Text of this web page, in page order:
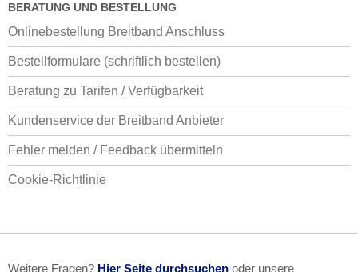
BERATUNG UND BESTELLUNG
Onlinebestellung Breitband Anschluss
Bestellformulare (schriftlich bestellen)
Beratung zu Tarifen / Verfügbarkeit
Kundenservice der Breitband Anbieter
Fehler melden / Feedback übermitteln
Cookie-Richtlinie
Weitere Fragen? Hier Seite durchsuchen oder unsere